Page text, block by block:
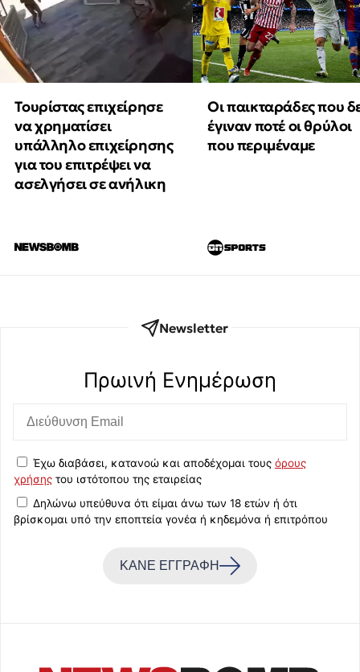
Τουρίστας επιχείρησε
να χρηματίσει
υπάλληλο επιχείρησης
για του επιτρέψει να
ασελγήσει σε ανήλικη
Οι παικταράδες που
έγιναν ποτέ οι θρύλοι
που περιμέναμε
Newsletter
Πρωινή Eνημέρωση
Έχω διαβάσει, κατανοώ και αποδέχομαι τους όρους
χρήσης του ιστότοπου της εταιρείας
Δηλώνω υπεύθυνα ότι είμαι άνω των 18 ετών ή ότι
βρίσκομαι υπό την εποπτεία γονέα ή κηδεμόνα ή επιτρόπου
ΚΑΝΕ ΕΓΓΡΑΦΗ